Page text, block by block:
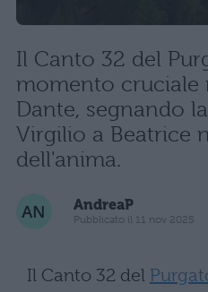
Il Canto 32 del
momento cruciale
Dante, segnando
Virgilio a Beatrice
dell'anima.
AndreaP
Pubblicato il 11 nov 2025
Il Canto 32 del